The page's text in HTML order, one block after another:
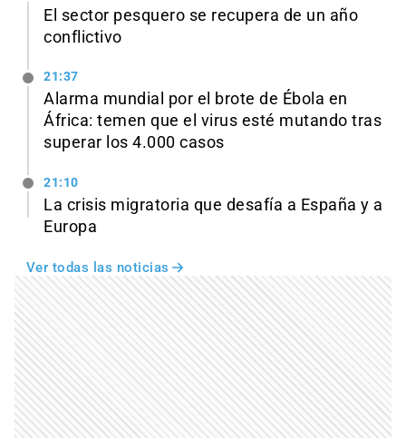
El sector pesquero se recupera de un año
conflictivo
21:37
Alarma mundial por el brote de Ébola en
África: temen que el virus esté mutando tras
superar los 4.000 casos
21:10
La crisis migratoria que desafía a España y a
Europa
Ver todas las noticias